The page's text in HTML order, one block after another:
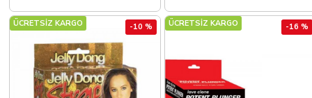
ÜCRETSİZ KARGO -10 % ÜCRETSİZ KARGO -16 %